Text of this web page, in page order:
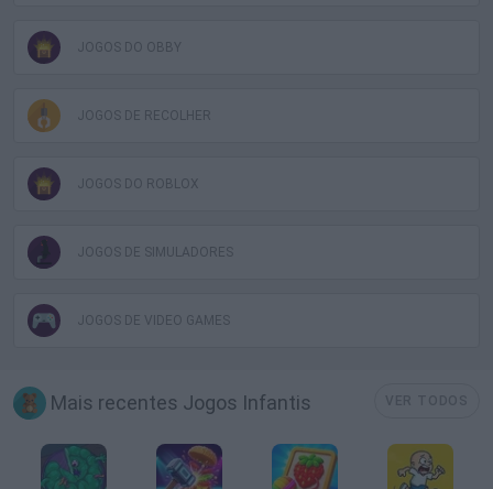
JOGOS DO OBBY
JOGOS DE RECOLHER
JOGOS DO ROBLOX
JOGOS DE SIMULADORES
JOGOS DE VIDEO GAMES
Mais recentes Jogos Infantis